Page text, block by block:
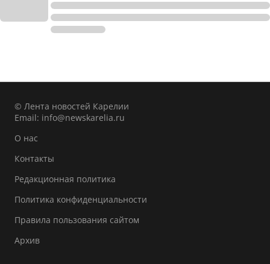
© Лента новостей Карелии
Email: info@newskarelia.ru
О нас
Контакты
Редакционная политика
Политика конфиденциальности
Правила пользования сайтом
Архив